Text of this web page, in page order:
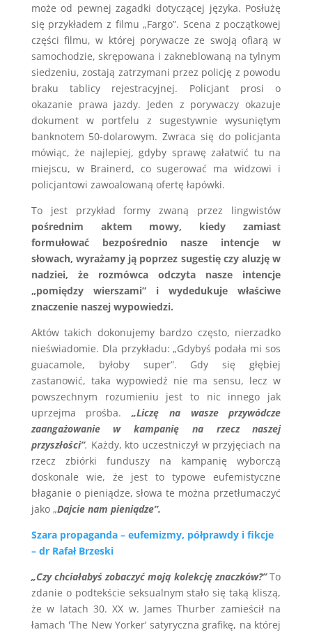
może od pewnej zagadki dotyczącej języka. Posłużę
się przykładem z filmu „Fargo”. Scena z początkowej
części filmu, w której porywacze ze swoją ofiarą w
samochodzie, skrępowana i zakneblowaną na tylnym
siedzeniu, zostają zatrzymani przez policję z powodu
braku tablicy rejestracyjnej. Policjant prosi o
okazanie prawa jazdy. Jeden z porywaczy okazuje
dokument w portfelu z sugestywnie wysuniętym
banknotem 50-dolarowym. Zwraca się do policjanta
mówiąc, że najlepiej, gdyby sprawę załatwić tu na
miejscu, w Brainerd, co sugerować ma widzowi i
policjantowi zawoalowaną ofertę łapówki.
To jest przykład formy zwaną przez lingwistów
pośrednim aktem mowy, kiedy zamiast
formułować bezpośrednio nasze intencje w
słowach, wyrażamy ją poprzez sugestię czy aluzję w
nadziei, że rozmówca odczyta nasze intencje
„pomiędzy wierszami” i wydedukuje właściwe
znaczenie naszej wypowiedzi.
Aktów takich dokonujemy bardzo często, nierzadko
nieświadomie. Dla przykładu: „Gdybyś podała mi sos
guacamole, byłoby super”. Gdy się głębiej
zastanowić, taka wypowiedź nie ma sensu, lecz w
powszechnym rozumieniu jest to nic innego jak
uprzejma prośba.„Liczę na wasze przywódcze
zaangażowanie w kampanię na rzecz naszej
przyszłości”. Każdy, kto uczestniczył w przyjęciach na
rzecz zbiórki funduszy na kampanię wyborczą
doskonale wie, że jest to typowe eufemistyczne
błaganie o pieniądze, słowa te można przetłumaczyć
jako „Dajcie nam pieniądze”.
Szara propaganda – eufemizmy, półprawdy i fikcje
– dr Rafał Brzeski
„Czy chciałabyś zobaczyć moją kolekcję znaczków?”To
zdanie o podtekście seksualnym stało się taką kliszą,
że w latach 30. XX w. James Thurber zamieścił na
łamach 'The New Yorker’ satyryczna grafikę, na której